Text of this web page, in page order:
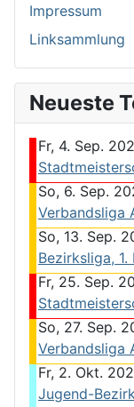
Impressum
Linksammlung
Neueste
Fr, 4. Sep.
So, 6. Sep.
Verbandsliga
So, 13. Sep.
Bezirksliga, 1.
Fr, 25. Sep.
So, 27. Sep.
Verbandsliga
Fr, 2. Okt.
Jugend-